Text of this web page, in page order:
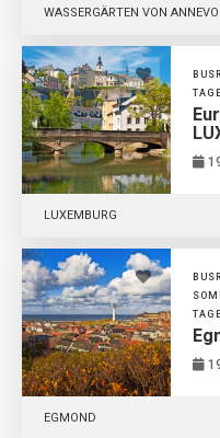
WASSERGÄRTEN VON
LUXEMBURG
EGMOND